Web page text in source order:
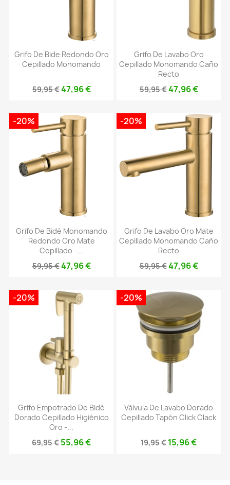
Grifo De Bide Redondo Oro
Cepillado Monomando
59,95 €47,96 €
Grifo De Lavabo Oro
Cepillado Monomando Caño
Recto
59,95 €47,96 €
Grifo De Bidé Monomando
Redondo Oro Mate
Cepillado -...
59,95 €47,96 €
-20%
Grifo De Lavabo Oro Mate
Cepillado Monomando Caño
Recto
59,95 €47,96 €
-20%
Grifo Empotrado De Bidé
Dorado Cepillado Higiénico
Oro -...
69,95 € 55,96 €
-20%
Válvula De Lavabo Dorado
Cepillado Tapón Click Clack
19,95 € 15,96 €
-20%